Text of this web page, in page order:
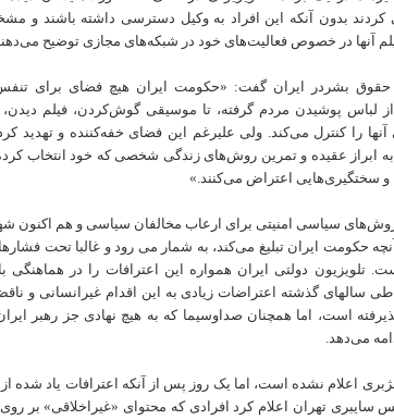
کردند بدون آنکه این افراد به وکیل دسترسی داشته باشند
آنها در خصوص فعالیت‌های خود در شبکه‌های مجازی توضیح
حقوق بشردر ایران گفت:‌ «حکومت ایران هیچ فضای برای
لباس پوشیدن مردم گرفته، تا موسیقی گوش‌کردن، فیلم دیدن،
را کنترل می‌کند. ولی علیرغم این فضای خفه‌کننده و تهدید
ابراز عقیده و تمرین روش‌های زندگی شخصی که خود انتخاب
و سختگیری‌هایی اعتراض می‌کنند.»
روش‌های سیاسی امنیتی برای ارعاب مخالفان سیاسی و هم اکنون
حکومت ایران تبلیغ می‌کند، به شمار می رود و غالبا تحت
تلویزیون دولتی ایران همواره این اعترافات را در هماهنگی
سالهای گذشته اعتراضات زیادی به این اقدام غیرانسانی و
است، اما همچنان صداوسیما که به هیچ نهادی جز رهبر
می‌دهد.
اعلام نشده است، اما یک روز پس از آنکه اعترافات یاد شده
سایبری تهران اعلام کرد افرادی که محتوای «غیراخلاقی» بر